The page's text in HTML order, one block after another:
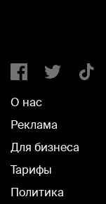
О нас
Реклама
Для бизнеса
Тарифы
Политика